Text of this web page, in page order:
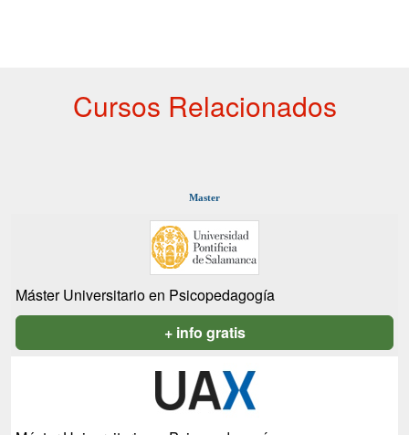
Cursos Relacionados
Master
Máster Universitario en Psicopedagogía
+ info gratis